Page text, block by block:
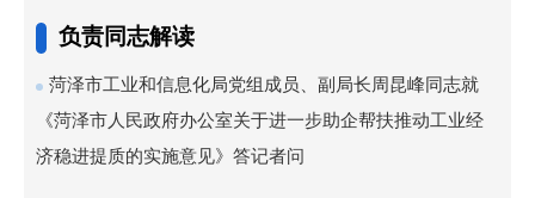
负责同志解读
菏泽市工业和信息化局党组成员、副局长周昆峰同志就
《菏泽市人民政府办公室关于进一步助企帮扶推动工业经
济稳进提质的实施意见》答记者问